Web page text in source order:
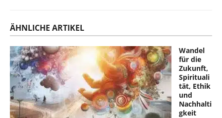
ÄHNLICHE ARTIKEL
Wandel
für die
Zukunft,
Spirituali
tät, Ethik
und
Nachhalti
gkeit